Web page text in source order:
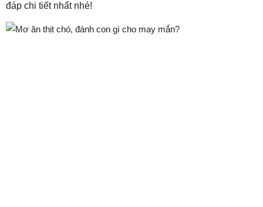
đáp chi tiết nhất nhé!